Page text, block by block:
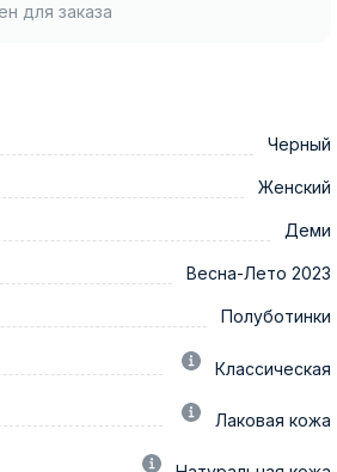
для заказа
Черный
Женский
Деми
Весна-Лето 2023
Полуботинки
Классическая
Лаковая кожа